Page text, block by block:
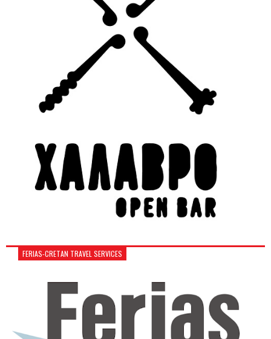
FERIAS-CRETAN TRAVEL SERVICES